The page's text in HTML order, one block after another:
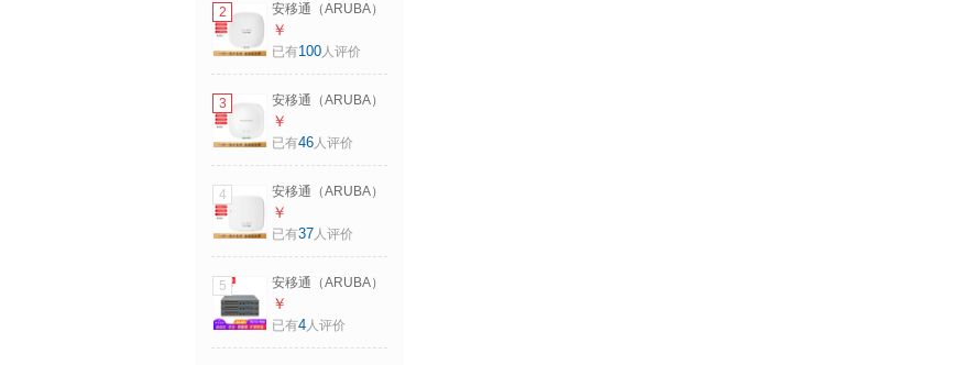
兆双频无线AP高端
WIFI6企业级wifi路
由器 AP22
Bundle（含原装DC
电源）
2
安移通（ARUBA）
HPE Networking
instant On Access
兆双频高端WIFI6企
业级路由器分布无
线AP AP25
Bundle（原装
￥
已有100人评价
3
安移通（ARUBA）
HPE Networking
instant On Access
兆双频 WiFi6无线
AP企业级wifi接入
点 AP21标准版
￥
已有46人评价
4
安移通（ARUBA）
HPE Networking
instant On Access
兆双频 高端无货线
AP企业级wifi路由
器 AP12 标准版
￥
已有37人评价
5
安移通（ARUBA）
AC 7010(RW)
32AP Branch
￥
已有4人评价